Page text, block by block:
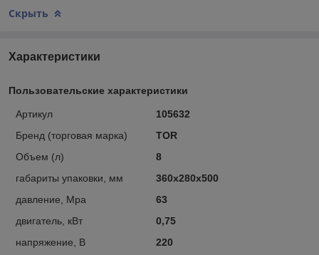
Скрыть
Характеристики
Пользовательские характеристики
Артикул
105632
Бренд (торговая марка)
TOR
Объем (л)
8
габариты упаковки, мм
360х280х500
давление, Mpa
63
двигатель, кВт
0,75
напряжение, В
220